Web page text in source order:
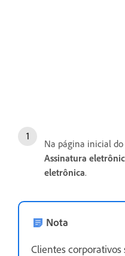
Na página inicial do
Assinatura
eletrônica.
Nota
Clientes